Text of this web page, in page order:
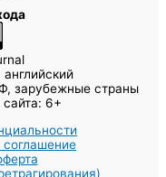
зарубежные страны
сайта: 6+
соглашение